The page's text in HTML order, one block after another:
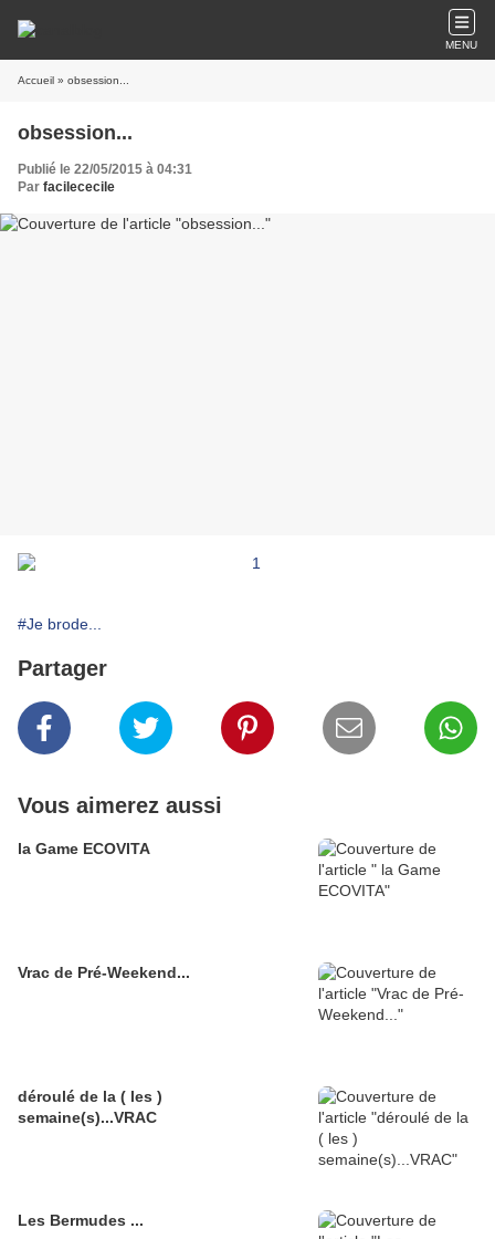
MENU
Accueil » obsession...
obsession...
Publié le 22/05/2015 à 04:31
Par facilececile
#Je brode...
Partager
Vous aimerez aussi
la Game ECOVITA
Vrac de Pré-Weekend...
déroulé de la ( les )
semaine(s)...VRAC
Les Bermudes ...